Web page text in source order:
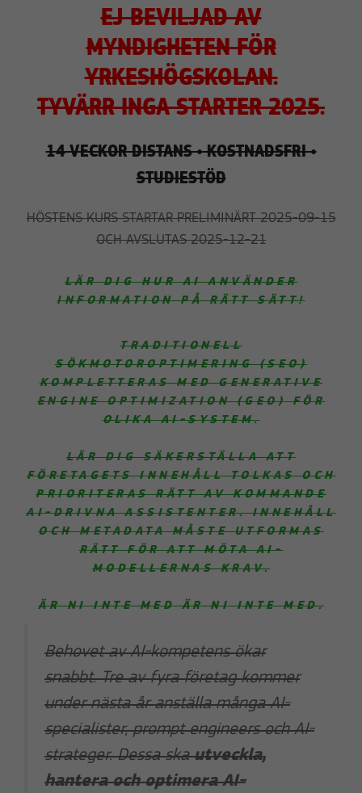
EJ BEVILJAD AV
MYNDIGHETEN FÖR
YRKESHÖGSKOLAN.
TYVÄRR INGA STARTER 2025.
14 VECKOR DISTANS • KOSTNADSFRI •
STUDIESTÖD
HÖSTENS KURS STARTAR PRELIMINÄRT 2025-09-15
OCH AVSLUTAS 2025-12-21
LÄR DIG HUR AI ANVÄNDER
INFORMATION PÅ RÄTT SÄTT!
TRADITIONELL
SÖKMOTOROPTIMERING (SEO)
KOMPLETTERAS MED GENERATIVE
ENGINE OPTIMIZATION (GEO) FÖR
OLIKA AI-SYSTEM.
LÄR DIG SÄKERSTÄLLA ATT
FÖRETAGETS INNEHÅLL TOLKAS OCH
PRIORITERAS RÄTT AV KOMMANDE
AI-DRIVNA ASSISTENTER. INNEHÅLL
OCH METADATA MÅSTE UTFORMAS
RÄTT FÖR ATT MÖTA AI-
MODELLERNAS KRAV.
ÄR NI INTE MED ÄR NI INTE MED.
Behovet av AI-kompetens ökar
snabbt. Tre av fyra företag kommer
under nästa år anställa många AI-
specialister, prompt engineers och AI-
strateger. Dessa skautveckla,
hantera och optimera AI-